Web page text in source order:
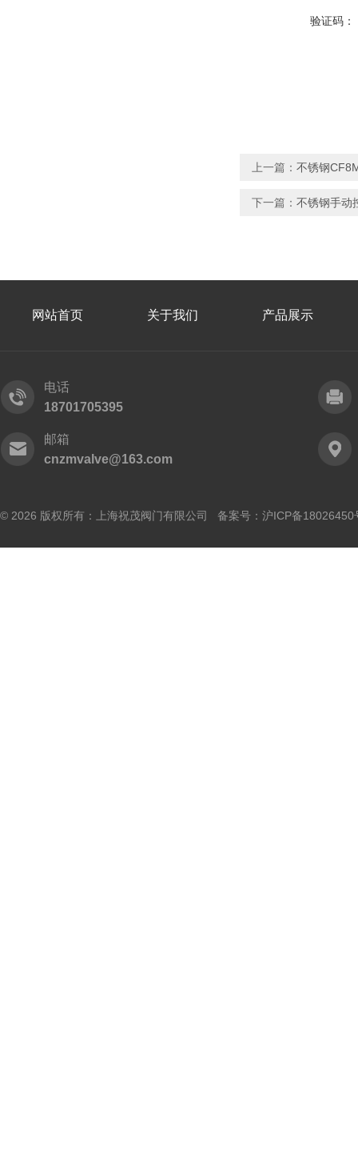
验证码：
上一篇： 不锈钢
下一篇： 不锈钢手动
网站首页 关于我们 产品展示
电话
18701705395
邮箱
cnzmvalve@163.com
© 2026 版权所有：上海祝茂阀门有限公司 备案号： 沪ICP备18026450